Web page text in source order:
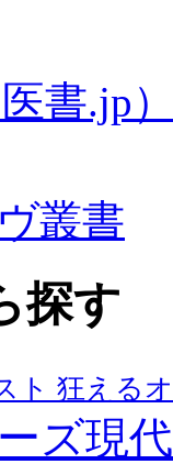
書.jp
叢書
探す
ト 狂える
ズ現